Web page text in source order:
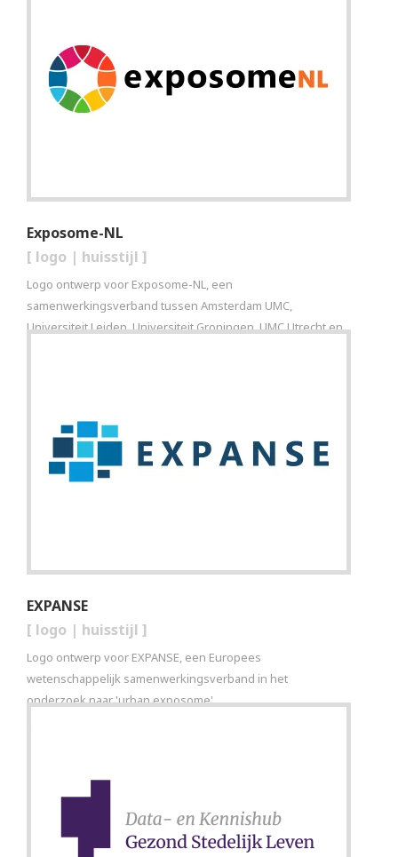
Exposome-NL
[ logo | huisstijl ]
Logo ontwerp voor Exposome-NL, een
samenwerkingsverband tussen Amsterdam UMC,
Universiteit Leiden, Universiteit Groningen, UMC Utrecht en
EXPANSE
[ logo | huisstijl ]
Logo ontwerp voor EXPANSE, een Europees
wetenschappelijk samenwerkingsverband in het
onderzoek naar 'urban exposome'.